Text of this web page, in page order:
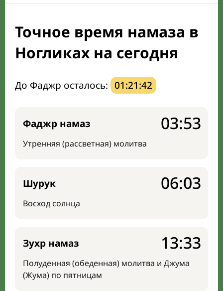
Календарь рамадана
Направление киблы
Точное время намаза в
Ногликах на сегодня
До Фаджр осталось: 01:21:41
Фаджр намаз
Утренняя (рассветная) молитва
03:53
Шурук
Восход солнца
06:03
Зухр намаз
Полуденная (обеденная) молитва и Джума
(Жума) по пятницам
13:33